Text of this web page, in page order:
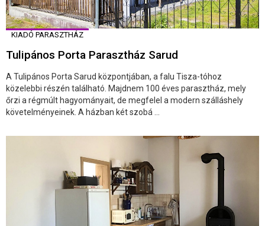
KIADÓ PARASZTHÁZ
Tulipános Porta Parasztház Sarud
A Tulipános Porta Sarud központjában, a falu Tisza-tóhoz
közelebbi részén található. Majdnem 100 éves parasztház, mely
őrzi a régmúlt hagyományait, de megfelel a modern szálláshely
követelményeinek. A házban két szobá ...